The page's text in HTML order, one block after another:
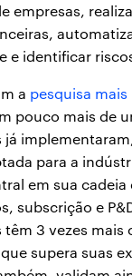
empresas,
e identificar
a pesquisa
pouco mais de
já
para a
em sua
subscrição e
3 vezes mais
supera suas